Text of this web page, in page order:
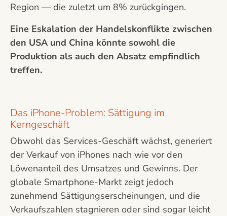
Region — die zuletzt um 8% zurückgingen.
Eine Eskalation der Handelskonflikte zwischen
den USA und China könnte sowohl die
Produktion als auch den Absatz empfindlich
treffen.
Das iPhone-Problem: Sättigung im
Kerngeschäft
Obwohl das Services-Geschäft wächst, generiert
der Verkauf von iPhones nach wie vor den
Löwenanteil des Umsatzes und Gewinns. Der
globale Smartphone-Markt zeigt jedoch
zunehmend Sättigungserscheinungen, und die
Verkaufszahlen stagnieren oder sind sogar leicht